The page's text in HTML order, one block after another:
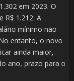
em 2023. O
R$ 1.212. A
mínimo não
entanto, o novo
ainda maior,
ano, prazo para o